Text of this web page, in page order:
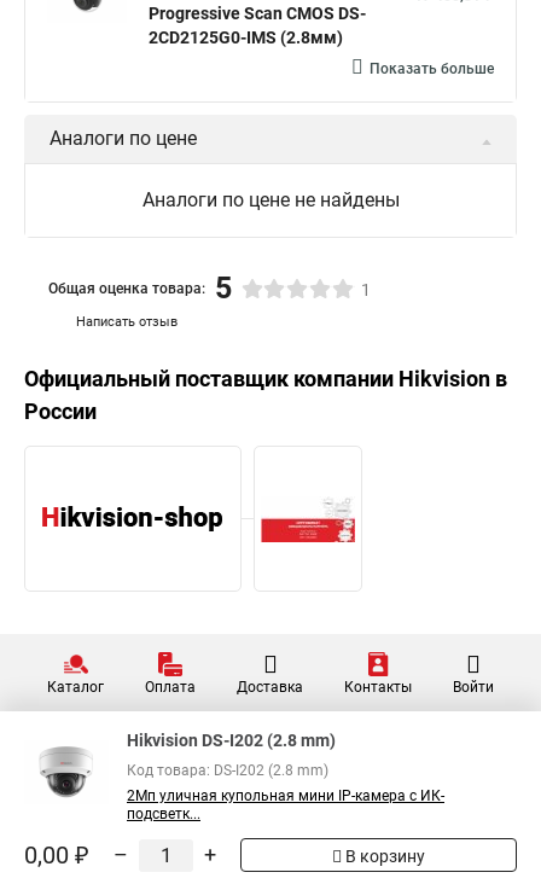
Progressive Scan CMOS DS-
2CD2125G0-IMS (2.8мм)
Показать больше
Аналоги по цене
Аналоги по цене не найдены
Написать отзыв
Общая оценка товара: 5 1
Официальный поставщик компании Hikvision в
России
Каталог Оплата Доставка Контакты Войти
Hikvision DS-I202 (2.8 mm)
Код товара: DS-I202 (2.8 mm)
2Мп уличная купольная мини IP-камера с ИК-
подсветк...
0,00 ₽ – + В корзину